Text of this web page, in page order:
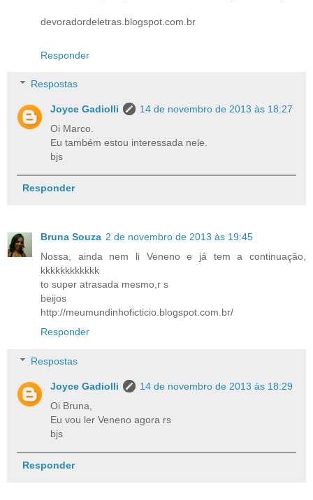
devoradordeletras.blogspot.com.br
Responder
Respostas
Joyce Gadiolli
14 de novembro de 2013 às 18:27
Oi Marco.
Eu também estou interessada nele.
bjs
Responder
Bruna Souza 2 de novembro de 2013 às 19:45
Nossa, ainda nem li Veneno e já tem a continuação,
kkkkkkkkkkkk
to super atrasada mesmo,r s
beijos
http://meumundinhoficticio.blogspot.com.br/
Responder
Respostas
Joyce Gadiolli
14 de novembro de 2013 às 18:29
Oi Bruna,
Eu vou ler Veneno agora rs
bjs
Responder